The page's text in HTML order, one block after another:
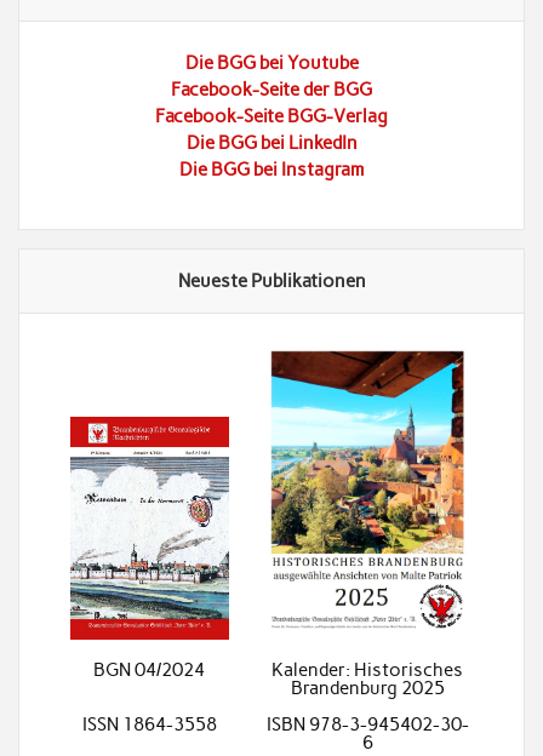
Die BGG bei Youtube
Facebook-Seite der BGG
Facebook-Seite BGG-Verlag
Die BGG bei LinkedIn
Die BGG bei Instagram
Neueste Publikationen
BGN 04/2024
Kalender: Historisches
Brandenburg 2025
ISSN 1864-3558
ISBN 978-3-945402-30-
6